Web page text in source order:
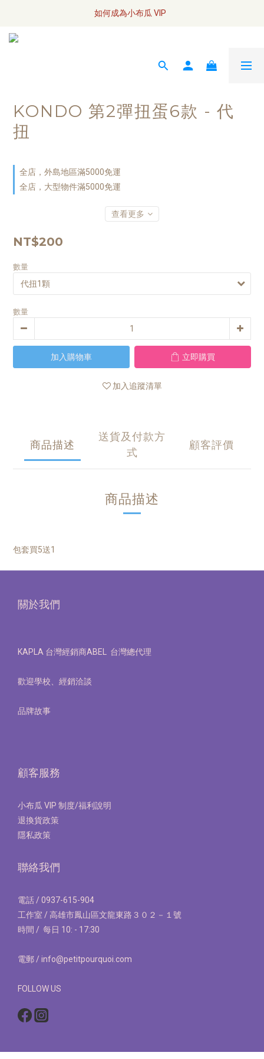
全網訂單將於7/4 開始配送
如何成為小布瓜 VIP
KONDO 第2彈扭蛋6款 - 代
扭
全店，外島地區滿5000免運
全店，大型物件滿5000免運
查看更多
NT$200
數量
數量
加入購物車 立即購買
加入追蹤清單
商品描述
送貨及付款方
式
顧客評價
商品描述
包套買5送1
關於我們
KAPLA 台灣經銷商ABEL 台灣總代理
歡迎學校、經銷洽談
品牌故事
顧客服務
小布瓜 VIP 制度/福利說明
退換貨政策
隱私政策
聯絡我們
電話 / 0937-615-904
工作室 / 高雄市鳳山區文龍東路３０２－１號
時間 / 每日 10: - 17:30
電郵 / info@petitpourquoi.com
FOLLOW US